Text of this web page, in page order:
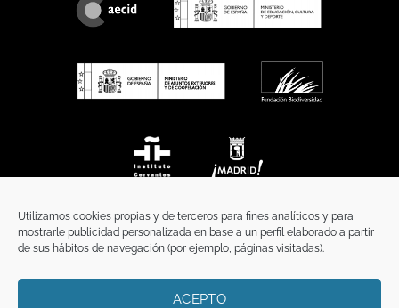
Utilizamos cookies propias y de terceros para fines analíticos y para
mostrarle publicidad personalizada en base a un perfil elaborado a partir
de sus hábitos de navegación (por ejemplo, páginas visitadas).
ACEPTO